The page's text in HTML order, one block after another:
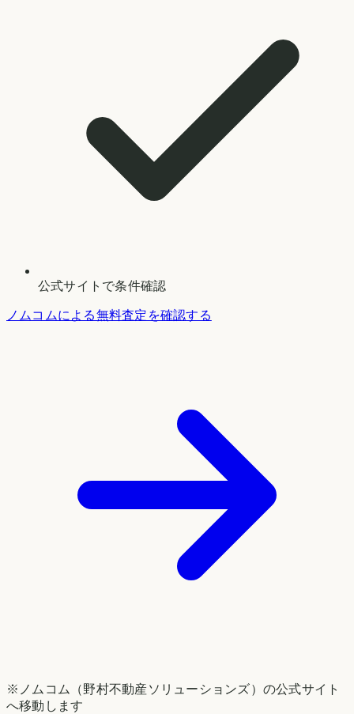
公式サイトで条件確認
ノムコムによる無料査定を確認する
※ノムコム（野村不動産ソリューションズ）の公式サイト
へ移動します